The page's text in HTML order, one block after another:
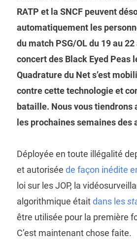
RATP et la SNCF peuvent
automatiquement les
du match PSG/OL du 19 au
concert des Black Eyed Peas
Quadrature du Net s’est
contre cette technologie et
bataille. Nous vous tiendrons
les prochaines semaines des
Déployée en toute illégalité
et autorisée de façon inédite
loi sur les JOP, la
algorithmique étaitdans les
être utilisée pour la première
C’est maintenant chose faite.